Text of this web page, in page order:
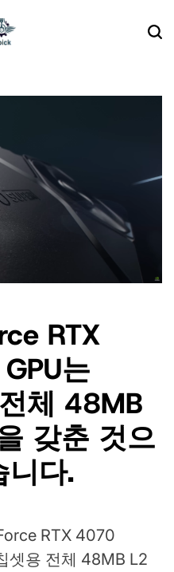
RTX
는
체 48MB
갖춘 것으
니다.
RTX 4070
셋용 전체 48MB L2